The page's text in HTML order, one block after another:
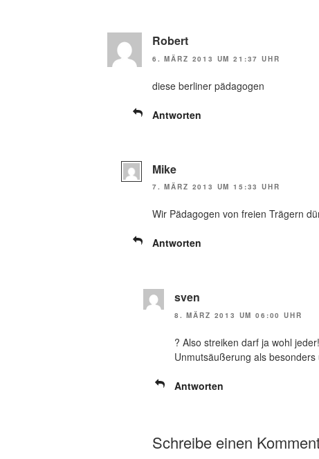
Robert
6. MÄRZ 2013 UM 21:37 UHR
diese berliner pädagogen
Antworten
Mike
7. MÄRZ 2013 UM 15:33 UHR
Wir Pädagogen von freien Trägern
Antworten
sven
8. MÄRZ 2013 UM 06:00 UHR
? Also streiken darf ja wohl
Unmutsäußerung als
Antworten
Schreibe einen